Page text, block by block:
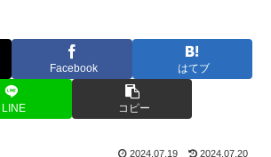
Facebook はてブ
LINE コピー
2024.07.19 2024.07.20